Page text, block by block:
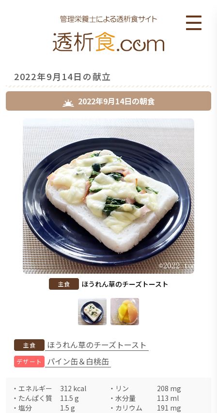
2022年9月14日の献立
2022年9月14日の朝食
主食 ほうれん草のチーズトースト
主食 ほうれん草のチーズトースト
デザート パイン缶＆白桃缶
・ エネルギー 312 kcal ・ リン 208 mg
・ たんぱく質 11.5 g ・ 水分量 113 ml
・ 塩分 1.5 g ・ カリウム 191 mg